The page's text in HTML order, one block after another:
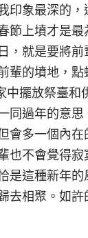
象最深的，
節上墳才是
，就是要將
輩的墳地，
中擺放祭臺
同過年的意
會多一個內
也不會覺得
是這種新年
去相聚。如